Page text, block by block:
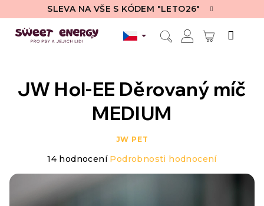
obsah
SLEVA NA VŠE S KÓDEM "LETO26"
JW Hol-EE Děrovaný míč
MEDIUM
JW PET
Průměrné
je
14 hodnocení Podrobnosti hodnocení